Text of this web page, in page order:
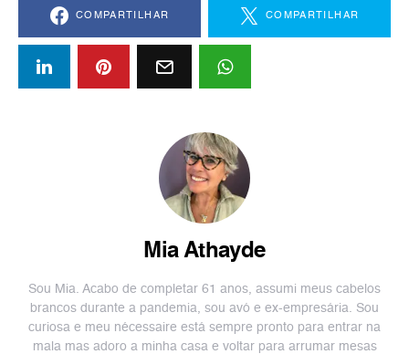
COMPARTILHAR COMPARTILHAR
Mia Athayde
Sou Mia. Acabo de completar 61 anos, assumi meus cabelos
brancos durante a pandemia, sou avó e ex-empresária. Sou
curiosa e meu nécessaire está sempre pronto para entrar na
mala mas adoro a minha casa e voltar para arrumar mesas